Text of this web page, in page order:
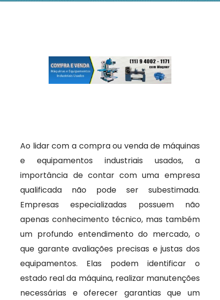
Ao lidar com a compra ou venda de máquinas
e equipamentos industriais usados, a
importância de contar com uma empresa
qualificada não pode ser subestimada.
Empresas especializadas possuem não
apenas conhecimento técnico, mas também
um profundo entendimento do mercado, o
que garante avaliações precisas e justas dos
equipamentos. Elas podem identificar o
estado real da máquina, realizar manutenções
necessárias e oferecer garantias que um